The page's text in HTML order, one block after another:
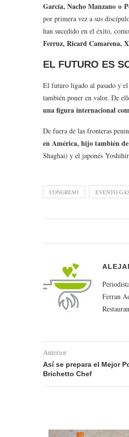
García, Nacho Manzano o
por primera vez a sus
han sucedido en el éxito, como
Ferruz, Ricard Camarena,
EL FUTURO ES
El futuro ligado al pasado y el
también poner en valor. De
una figura internacional
De fuera de las fronteras
en América, hijo también
Shaghai) y el japonés
CONGRESO EVENTO
Ferran
Anterior
Así se prepara el Mejor
Brichetto Chef